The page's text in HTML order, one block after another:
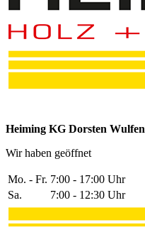
Heiming KG Dorsten Wulfen
Wir haben geöffnet
Mo. - Fr. 7:00 - 17:00 Uhr
Sa.
7:00 - 12:30 Uhr